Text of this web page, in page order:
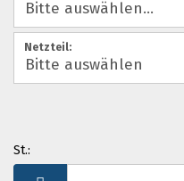
Netzteil:
St.:
St.